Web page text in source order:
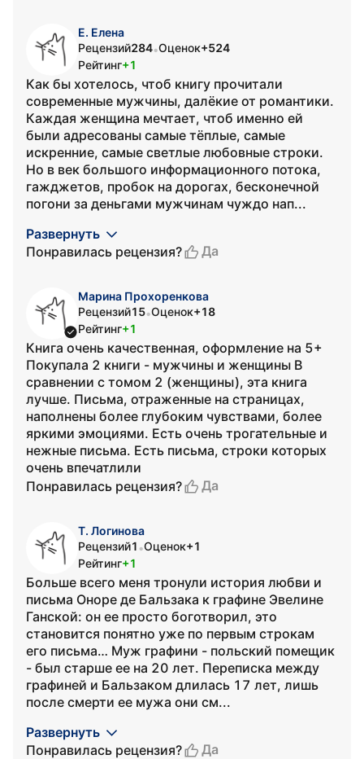
Е. Елена
Рецензий284•Оценок+524
Рейтинг+1
Как бы хотелось, чтоб книгу прочитали
современные мужчины, далёкие от романтики.
Каждая женщина мечтает, чтоб именно ей
были адресованы самые тёплые, самые
искренние, самые светлые любовные строки.
Но в век большого информационного потока,
гажджетов, пробок на дорогах, бесконечной
погони за деньгами мужчинам чуждо нап...
Развернуть
Понравилась рецензия?
Да
Марина Прохоренкова
Рецензий15•Оценок+18
Рейтинг+1
Книга очень качественная, оформление на 5+
Покупала 2 книги - мужчины и женщины В
сравнении с томом 2 (женщины), эта книга
лучше. Письма, отраженные на страницах,
наполнены более глубоким чувствами, более
яркими эмоциями. Есть очень трогательные и
нежные письма. Есть письма, строки которых
очень впечатлили
Понравилась рецензия?
Да
Т. Логинова
Рецензий1 •Оценок+1
Рейтинг+1
Больше всего меня тронули история любви и
письма Оноре де Бальзака к графине Эвелине
Ганской: он ее просто боготворил, это
становится понятно уже по первым строкам
его письма… Муж графини - польский помещик
- был старше ее на 20 лет. Переписка между
графиней и Бальзаком длилась 17 лет, лишь
после смерти ее мужа они см...
Развернуть
Понравилась рецензия?
Да